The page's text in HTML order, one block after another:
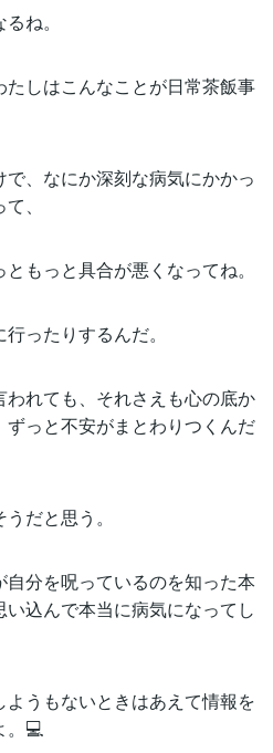
ね。
しはこんなことが日常茶飯事
、なにか深刻な病気にかかっ
、
もっと具合が悪くなってね。
ったりするんだ。
れても、それさえも心の底か
っと不安がまとわりつくんだ
だと思う。
分を呪っているのを知った本
込んで本当に病気になってし
うもないときはあえて情報を
。💻